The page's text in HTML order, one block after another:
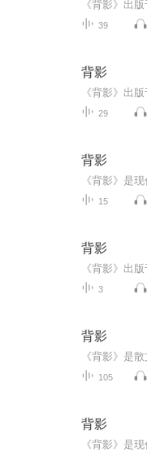
39
背影
29
背影
15
背影
3
背影
105
背影